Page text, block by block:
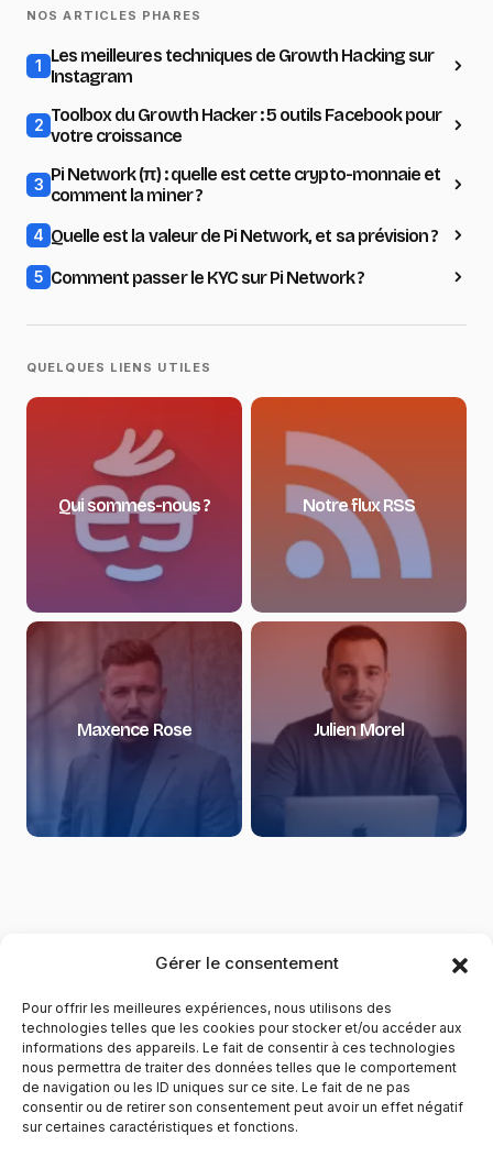
Gérer le consentement
Pour offrir les meilleures expériences, nous utilisons des
technologies telles que les cookies pour stocker et/ou accéder aux
informations des appareils. Le fait de consentir à ces technologies
nous permettra de traiter des données telles que le comportement
de navigation ou les ID uniques sur ce site. Le fait de ne pas
consentir ou de retirer son consentement peut avoir un effet négatif
sur certaines caractéristiques et fonctions.
NOS ARTICLES PHARES
1 Les meilleures techniques de Growth Hacking sur
Instagram
2 Toolbox du Growth Hacker : 5 outils Facebook pour
votre croissance
3 Pi Network (π) : quelle est cette crypto-monnaie et
comment la miner ?
4 Quelle est la valeur de Pi Network, et sa prévision ?
5 Comment passer le KYC sur Pi Network ?
QUELQUES LIENS UTILES
Qui sommes-nous ? Notre flux RSS
Maxence Rose Julien Morel
YubiGeek est un média français dédié aux nouvelles
technologies, à la culture geek et au numérique. Fondé par